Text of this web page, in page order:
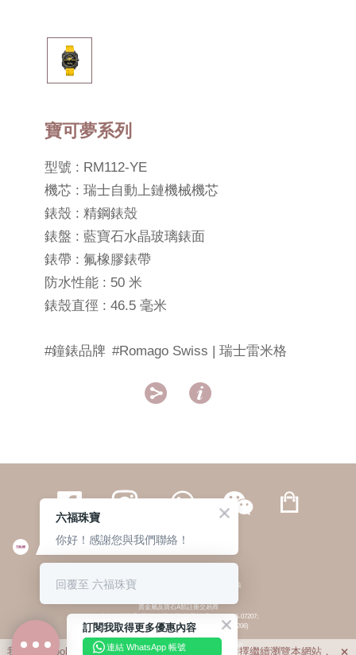
寶可夢系列
型號 : RM112-YE
機芯 : 瑞士自動上鏈機械機芯
錶殼 : 精鋼錶殼
錶盤 : 藍寶石水晶玻璃錶面
錶帶 : 氟橡膠錶帶
防水性能 : 50 米
錶殼直徑 : 46.5 毫米
#鐘錶品牌 #Romago Swiss | 瑞士雷米格
 
繁體 | 簡体
© 六福集團 版權所有 不得轉載 私隱政策
貴金屬及寶石A類註冊交易商
(六福企業禮品(國際)有限公司-註冊號碼:A-B-24-05-07207;
六福電子商貿有限公司-註冊號碼:A-B-24-05-07206)
貴金屬及寶石B類註冊交易商
(六福集團有限公司-註冊號碼:B-B-24-05-07258;
我們利用cookies為您提供最佳的瀏覽體驗。若您選擇繼續瀏覽本網站， 
訂閱我取得更多優惠內容
連結 WhatsApp 帳號
六福珠寶
你好！感謝您與我們聯絡！
回覆至 六福珠寶